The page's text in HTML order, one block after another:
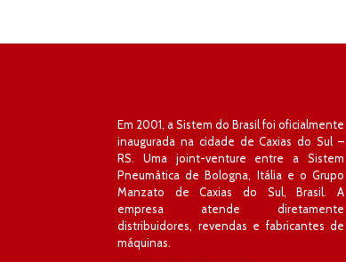
Em 2001, a Sistem do Brasil foi oficialmente
inaugurada na cidade de Caxias do Sul –
RS. Uma joint-venture entre a Sistem
Pneumática de Bologna, Itália e o Grupo
Manzato de Caxias do Sul, Brasil. A
empresa atende diretamente
distribuidores, revendas e fabricantes de
máquinas.